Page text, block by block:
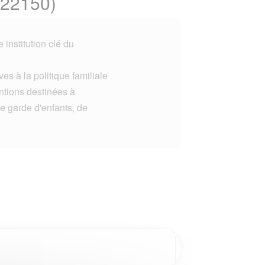
institution clé du
à la politique familiale
destinées à
garde d'enfants, de